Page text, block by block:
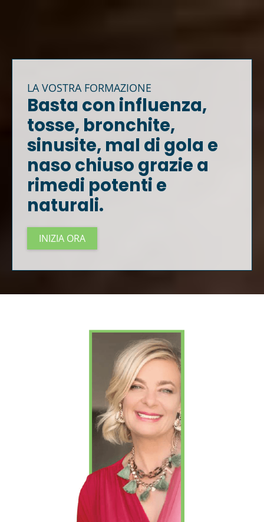
LA VOSTRA FORMAZIONE
Basta con influenza,
tosse, bronchite,
sinusite, mal di gola e
naso chiuso grazie a
rimedi potenti e
naturali.
INIZIA ORA